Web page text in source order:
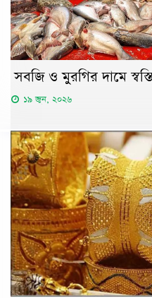
সবজি ও মুরগির দামে
১৯ জুন, ২০২৬